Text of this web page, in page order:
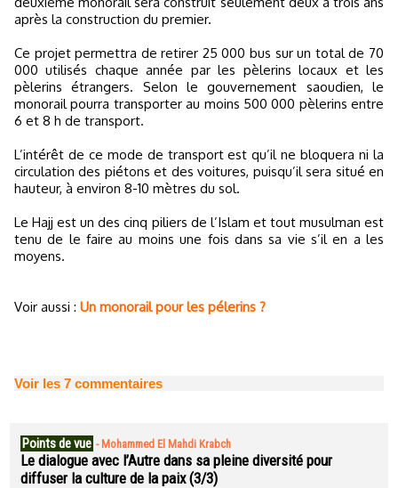
après la construction du premier.
Ce projet permettra de retirer 25 000 bus sur un total de 70
000 utilisés chaque année par les pèlerins locaux et les
pèlerins étrangers. Selon le gouvernement saoudien, le
monorail pourra transporter au moins 500 000 pèlerins entre
6 et 8 h de transport.
L’intérêt de ce mode de transport est qu’il ne bloquera ni la
circulation des piétons et des voitures, puisqu’il sera situé en
hauteur, à environ 8-10 mètres du sol.
Le Hajj est un des cinq piliers de l’Islam et tout musulman est
tenu de le faire au moins une fois dans sa vie s’il en a les
moyens.
Voir aussi : Un monorail pour les pélerins ?
Voir les 7 commentaires
Points de vue - Mohammed El Mahdi Krabch
Le dialogue avec l’Autre dans sa pleine diversité pour
diffuser la culture de la paix (3/3)